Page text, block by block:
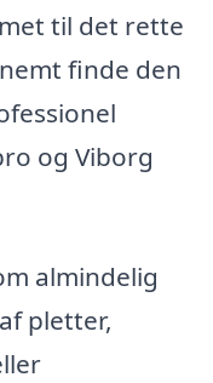
til det rette
finde den
og Viborg
almindelig
pletter,